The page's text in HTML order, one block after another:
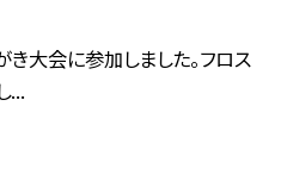
大会に参加しました。フロス
...